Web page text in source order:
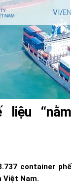
VI/EN
liệu “nằm
container phế
Việt Nam.